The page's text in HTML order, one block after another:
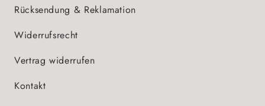
Rücksendung & Reklamation
Widerrufsrecht
Vertrag widerrufen
Kontakt